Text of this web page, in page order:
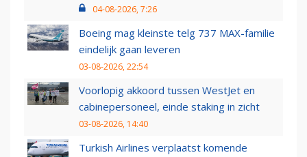
04-08-2026, 7:26
Boeing mag kleinste telg 737 MAX-familie
eindelijk gaan leveren
03-08-2026, 22:54
Voorlopig akkoord tussen WestJet en
cabinepersoneel, einde staking in zicht
03-08-2026, 14:40
Turkish Airlines verplaatst komende